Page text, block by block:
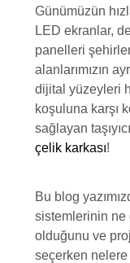
Günümüzün
LED ekranlar,
panelleri
alanlarımızın
dijital yüzeyleri
koşuluna karşı
sağlayan
çelik karkası!
Bu blog
sistemlerinin ne
olduğunu ve
seçerken